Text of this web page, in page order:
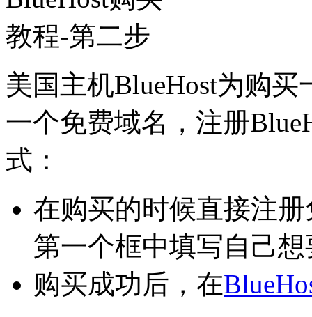
美国主机BlueHost为购
一个免费域名，注册
式：
在购买的时候直接注
第一个框中填写自己
购买成功后，在